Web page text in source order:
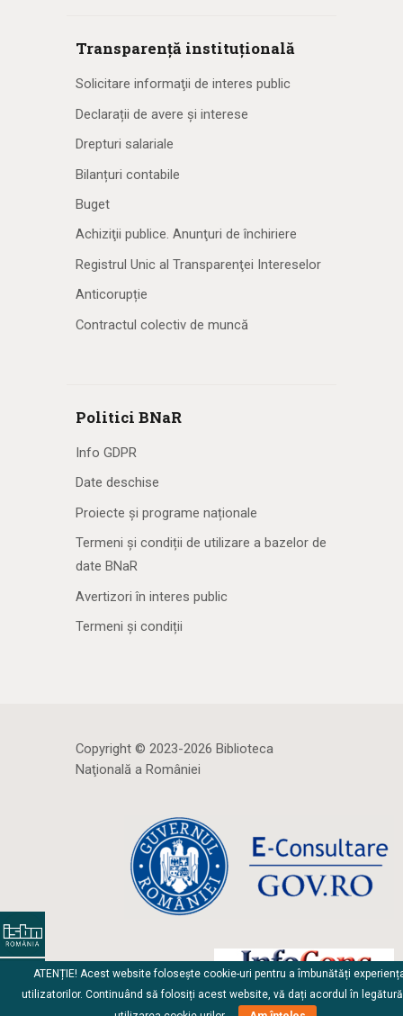
Transparență instituțională
Solicitare informaţii de interes public
Declarații de avere și interese
Drepturi salariale
Bilanțuri contabile
Buget
Achiziţii publice. Anunţuri de închiriere
Registrul Unic al Transparenţei Intereselor
Anticorupție
Contractul colectiv de muncă
Politici BNaR
Info GDPR
Date deschise
Proiecte și programe naționale
Termeni și condiții de utilizare a bazelor de
date BNaR
Avertizori în interes public
Termeni și condiții
Copyright © 2023-2026 Biblioteca
Naţională a României
ATENȚIE! Acest website folosește cookie-uri pentru a îmbunătăți
utilizatorilor. Continuând să folosiți acest website, vă dați acordul în